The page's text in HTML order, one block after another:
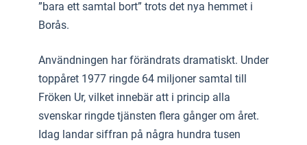
”bara ett samtal bort” trots det nya hemmet i
Borås.
Användningen har förändrats dramatiskt. Under
toppåret 1977 ringde 64 miljoner samtal till
Fröken Ur, vilket innebär att i princip alla
svenskar ringde tjänsten flera gånger om året.
Idag landar siffran på några hundra tusen